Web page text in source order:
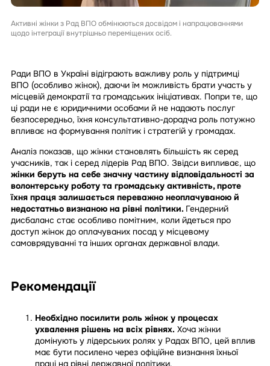
Активні жінки з Рад ВПО обмінюються досвідом і напрацюваннями
щодо інтеграції внутрішньо переміщених осіб.
Ради ВПО в Україні відіграють важливу роль у підтримці
ВПО (особливо жінок), даючи їм можливість брати участь у
місцевій демократії та громадських ініціативах. Попри те, що
ці ради не є юридичними особами й не надають послуг
безпосередньо, їхня консультативно-дорадча роль потужно
впливає на формування політик і стратегій у громадах.
Аналіз показав, що жінки становлять більшість як серед
учасників, так і серед лідерів Рад ВПО. Звідси випливає, що
жінки беруть на себе значну частину відповідальності за
волонтерську роботу та громадську активність, проте
їхня праця залишається переважно неоплачуваною й
недостатньо визнаною на рівні політики. Гендерний
дисбаланс стає особливо помітним, коли йдеться про
доступ жінок до оплачуваних посад у місцевому
самоврядуванні та інших органах державної влади.
Рекомендації
Необхідно посилити роль жінок у процесах
ухвалення рішень на всіх рівнях. Хоча жінки
домінують у лідерських ролях у Радах ВПО, цей вплив
має бути посилено через офіційне визнання їхньої
праці на рівні державної політики.